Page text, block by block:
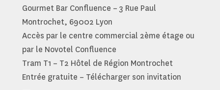
Gourmet Bar Confluence – 3 Rue Paul
Montrochet, 69002 Lyon
Accès par le centre commercial 2ème étage ou
par le Novotel Confluence
Tram T1 – T2 Hôtel de Région Montrochet
Entrée gratuite – Télécharger son invitation